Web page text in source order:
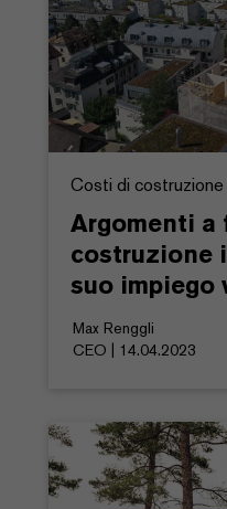
Costi di costruzione
Argomenti a
costruzione
suo impiego
Max Renggli
CEO | 14.04.2023